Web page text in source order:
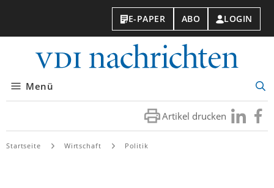
E-PAPER ABO LOGIN
Menü
Artikel drucken Besuchen
Sie
Sie
Startseite Wirtschaft Politik